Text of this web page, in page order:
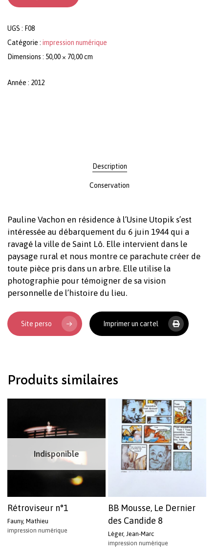
Votre panier est vide.
Revenir à l'Artotek
UGS : F08
Catégorie : impression numérique
Dimensions : 50,00 × 70,00 cm
Année : 2012
Description
Conservation
Pauline Vachon en résidence à l’Usine Utopik s’est
intéressée au débarquement du 6 juin 1944 qui a
ravagé la ville de Saint Lô. Elle intervient dans le
paysage rural et nous montre ce parachute créer de
toute pièce pris dans un arbre. Elle utilise la
photographie pour témoigner de sa vision
personnelle de l’histoire du lieu.
Site perso Imprimer un cartel
Produits similaires
Indisponible
Rétroviseur n°1
Fauny, Mathieu
impression numérique
BB Mousse, Le Dernier
des Candide 8
Léger, Jean-Marc
impression numérique